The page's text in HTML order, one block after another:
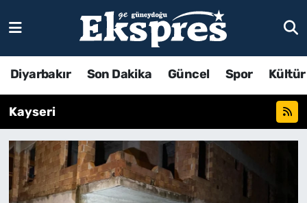
Diyarbakır Son Dakika Güncel Spor
Kayseri